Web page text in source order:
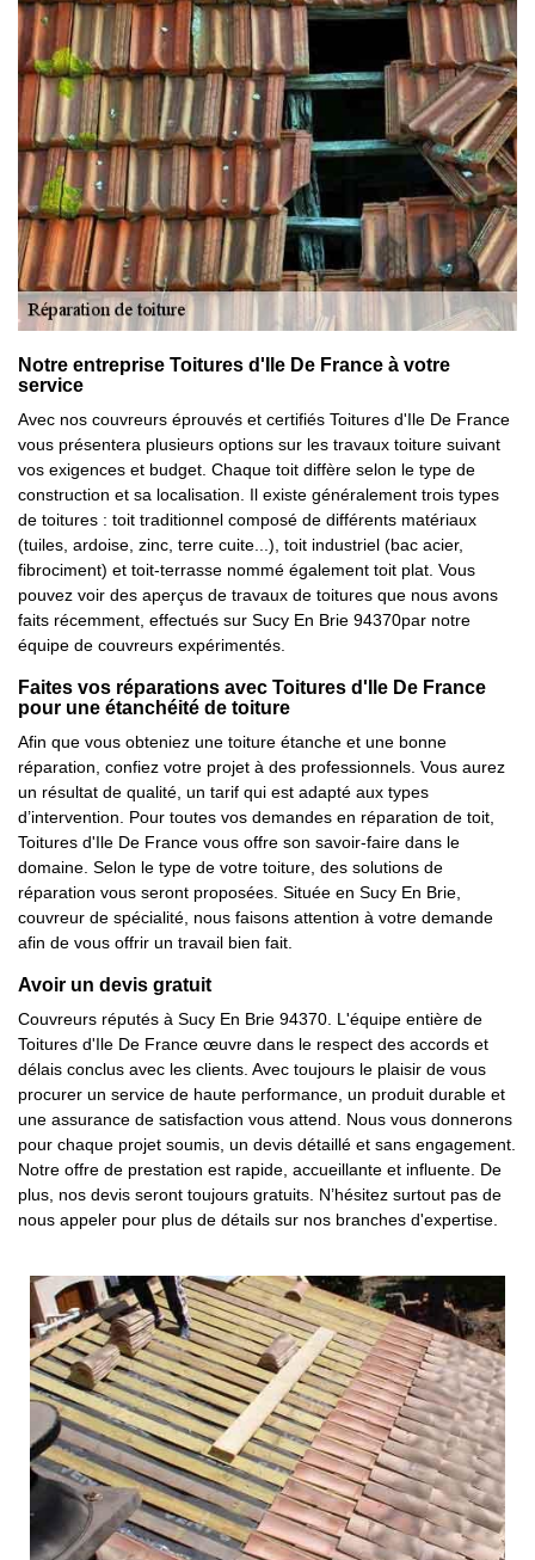
Notre entreprise Toitures d'Ile De France à votre
service
Avec nos couvreurs éprouvés et certifiés Toitures d'Ile De France
vous présentera plusieurs options sur les travaux toiture suivant
vos exigences et budget. Chaque toit diffère selon le type de
construction et sa localisation. Il existe généralement trois types
de toitures : toit traditionnel composé de différents matériaux
(tuiles, ardoise, zinc, terre cuite...), toit industriel (bac acier,
fibrociment) et toit-terrasse nommé également toit plat. Vous
pouvez voir des aperçus de travaux de toitures que nous avons
faits récemment, effectués sur Sucy En Brie 94370par notre
équipe de couvreurs expérimentés.
Faites vos réparations avec Toitures d'Ile De France
pour une étanchéité de toiture
Afin que vous obteniez une toiture étanche et une bonne
réparation, confiez votre projet à des professionnels. Vous aurez
un résultat de qualité, un tarif qui est adapté aux types
d’intervention. Pour toutes vos demandes en réparation de toit,
Toitures d'Ile De France vous offre son savoir-faire dans le
domaine. Selon le type de votre toiture, des solutions de
réparation vous seront proposées. Située en Sucy En Brie,
couvreur de spécialité, nous faisons attention à votre demande
afin de vous offrir un travail bien fait.
Avoir un devis gratuit
Couvreurs réputés à Sucy En Brie 94370. L'équipe entière de
Toitures d'Ile De France œuvre dans le respect des accords et
délais conclus avec les clients. Avec toujours le plaisir de vous
procurer un service de haute performance, un produit durable et
une assurance de satisfaction vous attend. Nous vous donnerons
pour chaque projet soumis, un devis détaillé et sans engagement.
Notre offre de prestation est rapide, accueillante et influente. De
plus, nos devis seront toujours gratuits. N’hésitez surtout pas de
nous appeler pour plus de détails sur nos branches d'expertise.